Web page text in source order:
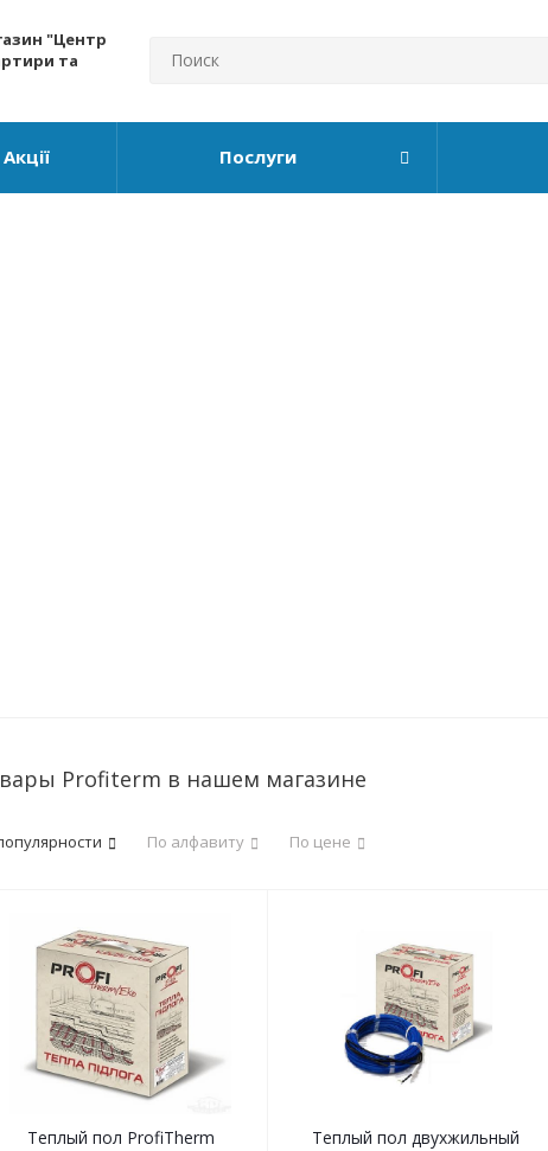
"Центр
та
Акції Послуги
Profiterm в нашем магазине
По алфавиту По цене
Теплый пол ProfiTherm
Теплый пол двухжильный